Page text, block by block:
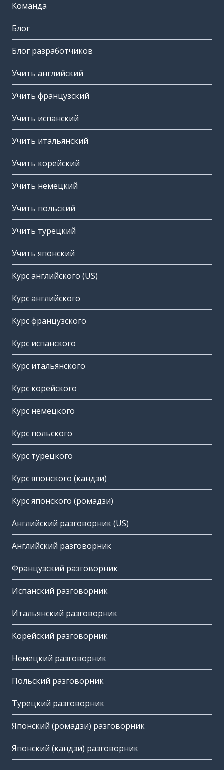
Команда
Блог
Блог разработчиков
Учить английский
Учить французский
Учить испанский
Учить итальянский
Учить корейский
Учить немецкий
Учить польский
Учить турецкий
Учить японский
Курс английского (US)
Курс английского
Курс французского
Курс испанского
Курс итальянского
Курс корейского
Курс немецкого
Курс польского
Курс турецкого
Курс японского (кандзи)
Курс японского (ромадзи)
Английский разговорник (US)
Английский разговорник
Французский разговорник
Испанский разговорник
Итальянский разговорник
Корейский разговорник
Немецкий разговорник
Польский разговорник
Турецкий разговорник
Японский (ромадзи) разговорник
Японский (кандзи) разговорник